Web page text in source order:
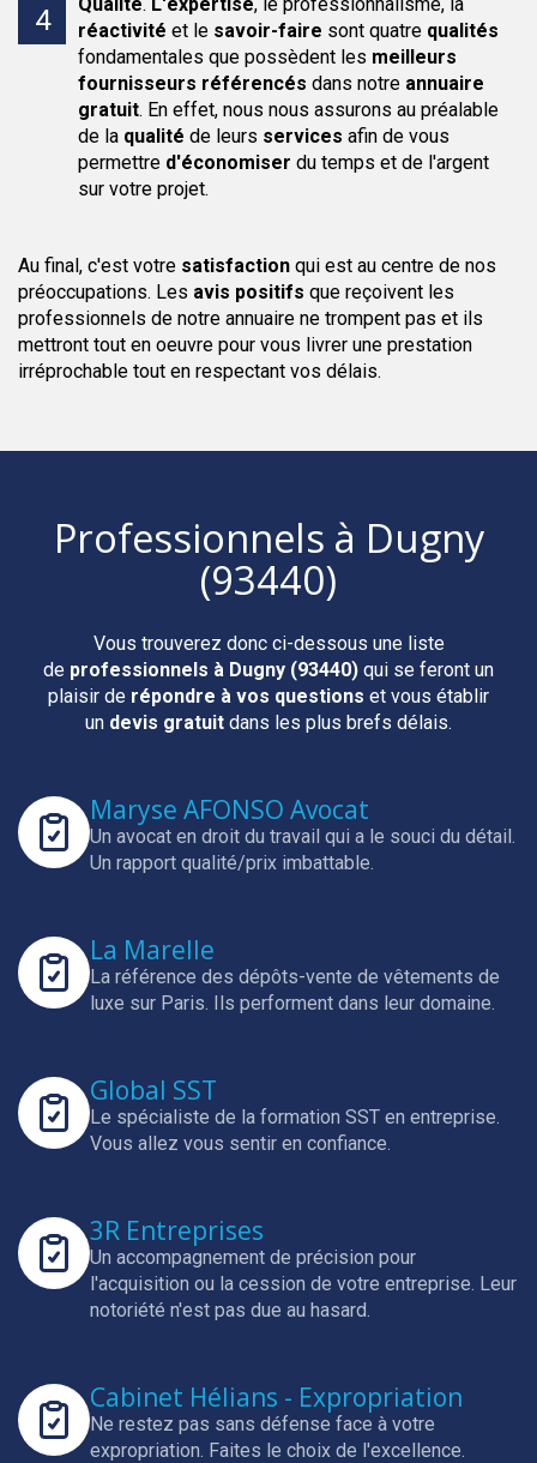
réactivité et le savoir-faire sont quatre qualités
fondamentales que possèdent les meilleurs
fournisseurs référencés dans notre annuaire
gratuit. En effet, nous nous assurons au préalable
de la qualité de leurs services afin de vous
permettre d'économiser du temps et de l'argent
sur votre projet.
Au final, c'est votre satisfaction qui est au centre de nos
préoccupations. Les avis positifs que reçoivent les
professionnels de notre annuaire ne trompent pas et ils
mettront tout en oeuvre pour vous livrer une prestation
irréprochable tout en respectant vos délais.
Professionnels à Dugny
(93440)
Vous trouverez donc ci-dessous une liste
de professionnels à Dugny (93440) qui se feront un
plaisir de répondre à vos questions et vous établir
un devis gratuit dans les plus brefs délais.
Maryse AFONSO Avocat
Un avocat en droit du travail qui a le souci du détail.
Un rapport qualité/prix imbattable.
La Marelle
La référence des dépôts-vente de vêtements de
luxe sur Paris. Ils performent dans leur domaine.
Global SST
Le spécialiste de la formation SST en entreprise.
Vous allez vous sentir en confiance.
3R Entreprises
Un accompagnement de précision pour
l'acquisition ou la cession de votre entreprise. Leur
notoriété n'est pas due au hasard.
Cabinet Hélians - Expropriation
Ne restez pas sans défense face à votre
expropriation. Faites le choix de l'excellence.